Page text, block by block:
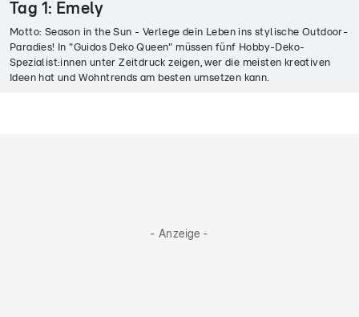
Tag 1: Emely
Motto: Season in the Sun - Verlege dein Leben ins stylische Outdoor-
Paradies! In "Guidos Deko Queen" müssen fünf Hobby-Deko-
Spezialist:innen unter Zeitdruck zeigen, wer die meisten kreativen
Ideen hat und Wohntrends am besten umsetzen kann.
- Anzeige -